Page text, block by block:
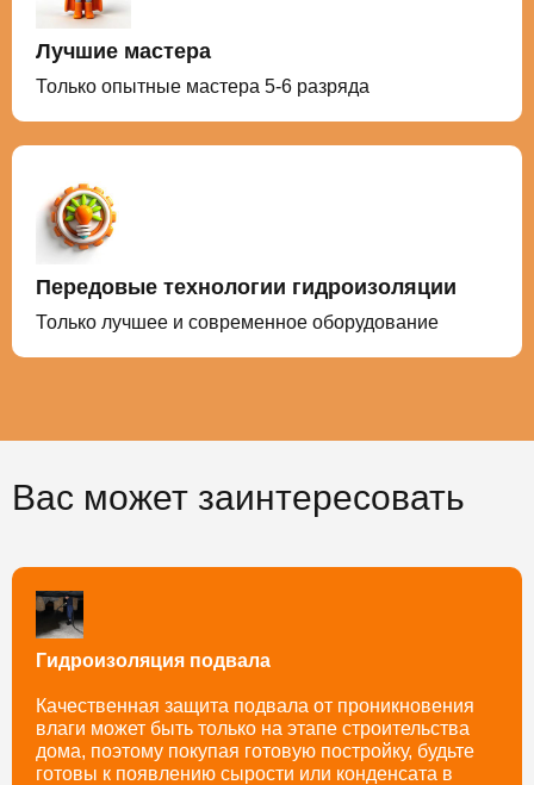
Лучшие мастера
Только опытные мастера 5-6 разряда
Передовые технологии гидроизоляции
Только лучшее и современное оборудование
Вас может заинтересовать
Гидроизоляция подвала
Качественная защита подвала от проникновения
влаги может быть только на этапе строительства
дома, поэтому покупая готовую постройку, будьте
готовы к появлению сырости или конденсата в